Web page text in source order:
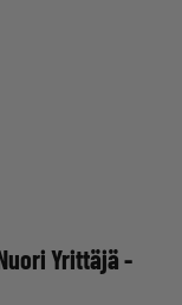
Yrittäjä -